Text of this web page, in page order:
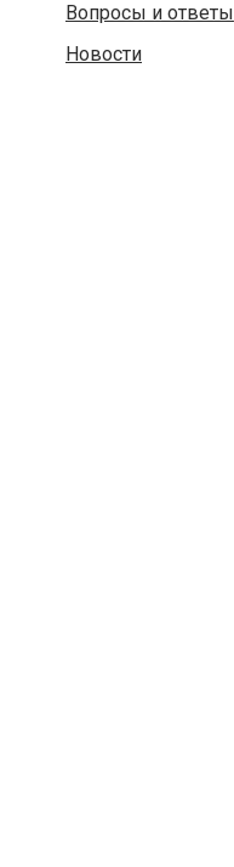
Вопросы и ответы
Новости